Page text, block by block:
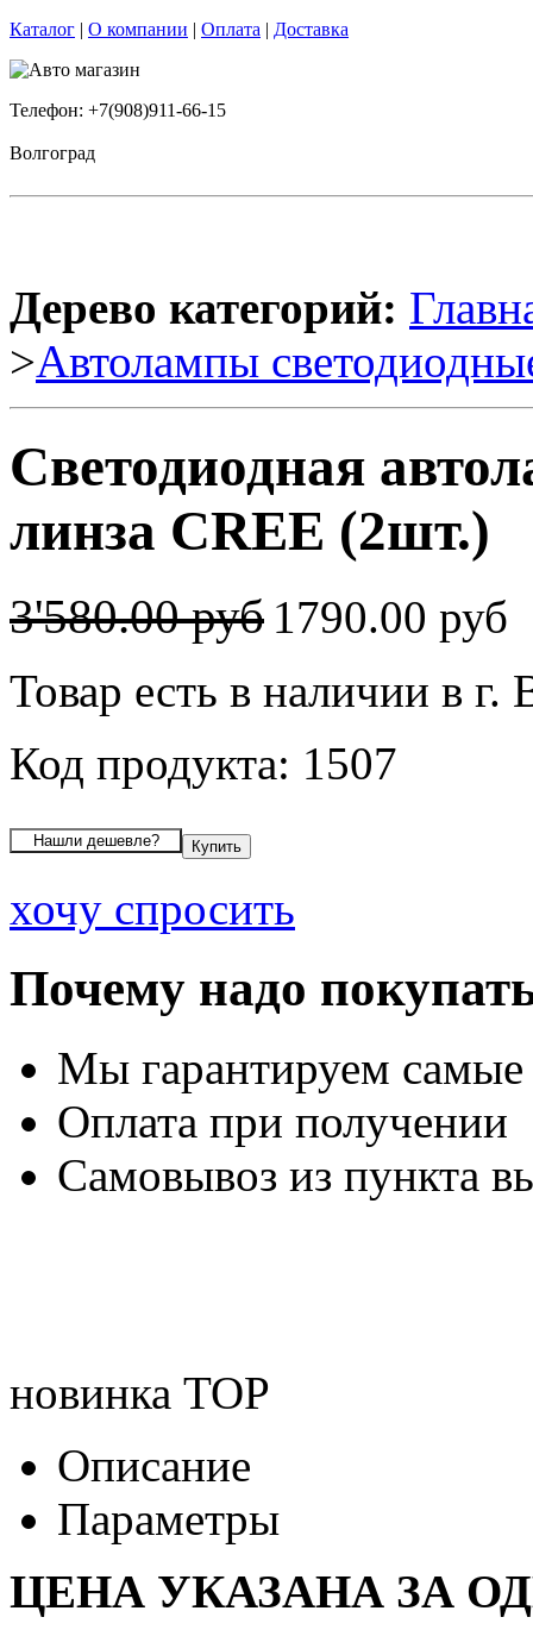
Каталог | О компании | Оплата | Доставка
Телефон: +7(908)911-66-15
Волгоград
Дерево категорий:
>Автолампы
Светодиодная
линза CREE (2шт.)
3'580.00 руб 1790.00 руб
Товар есть в наличии в г.
Код продукта: 1507
хочу спросить
Почему надо
Мы гарантируем
Оплата при получении
Самовывоз из пункта
новинка TOP
Описание
Параметры
ЦЕНА УКАЗАНА ЗА